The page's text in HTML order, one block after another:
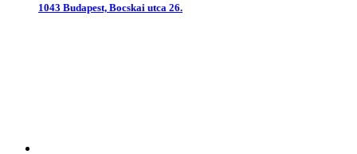
1043 Budapest, Bocskai utca 26.